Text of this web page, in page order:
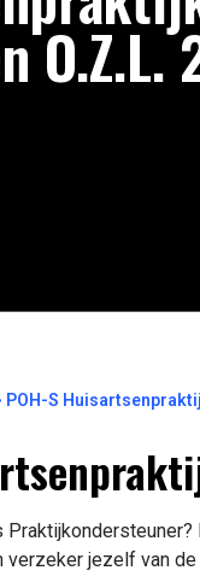
O.Z.L.
POH-S
verzeker jezelf van de